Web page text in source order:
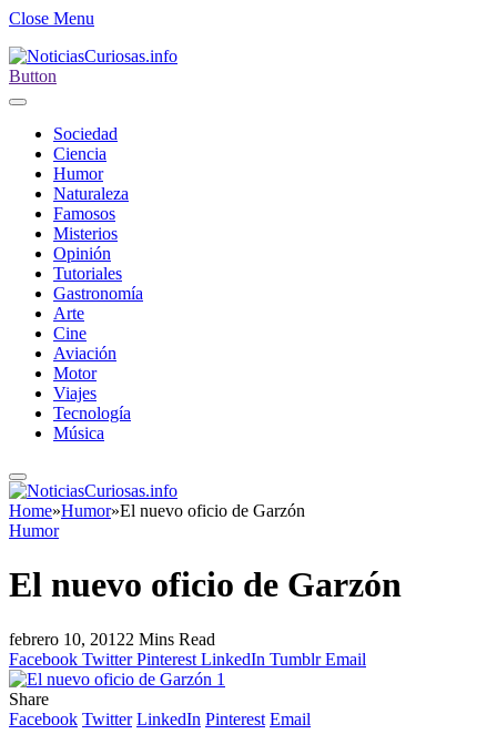
Close Menu
Button
Sociedad
Ciencia
Humor
Naturaleza
Famosos
Misterios
Opinión
Tutoriales
Gastronomía
Arte
Cine
Aviación
Motor
Viajes
Tecnología
Música
Home»Humor»El nuevo oficio de Garzón
Humor
El nuevo oficio de Garzón
febrero 10, 20122 Mins Read
Facebook Twitter Pinterest LinkedIn Tumblr Email
Share
Facebook Twitter LinkedIn Pinterest Email